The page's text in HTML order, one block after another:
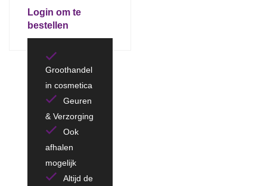
Login om te
bestellen
Groothandel
in cosmetica
Geuren
& Verzorging
Ook
afhalen
mogelijk
Altijd de